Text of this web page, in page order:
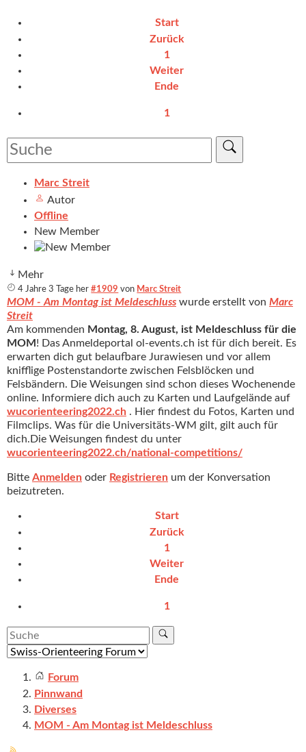
Start
Zurück
1
Weiter
Ende
1
Marc Streit
Autor
Offline
New Member
Mehr
4 Jahre 3 Tage her #1909 von Marc Streit
MOM - Am Montag ist Meldeschluss wurde erstellt von Marc
Streit
Am kommenden Montag, 8. August, ist Meldeschluss für die
MOM ! Das Anmeldeportal ol-events.ch ist für dich bereit. Es
erwarten dich gut belaufbare Jurawiesen und vor allem
knifflige Postenstandorte zwischen Felsblöcken und
Felsbändern. Die Weisungen sind schon dieses Wochenende
online. Informiere dich auch zu Karten und Laufgelände auf
wucorienteering2022.ch . Hier findest du Fotos, Karten und
Filmclips. Was für die Universitäts-WM gilt, gilt auch für
dich.Die Weisungen findest du unter
wucorienteering2022.ch/national-competitions/
Bitte Anmelden oder Registrieren um der Konversation
beizutreten.
Start
Zurück
1
Weiter
Ende
1
Forum
Pinnwand
Diverses
MOM - Am Montag ist Meldeschluss